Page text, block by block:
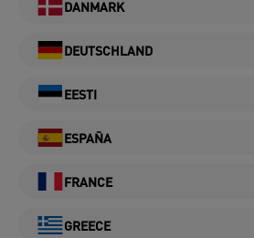
DANMARK
DEUTSCHLAND
EESTI
ESPAÑA
FRANCE
GREECE